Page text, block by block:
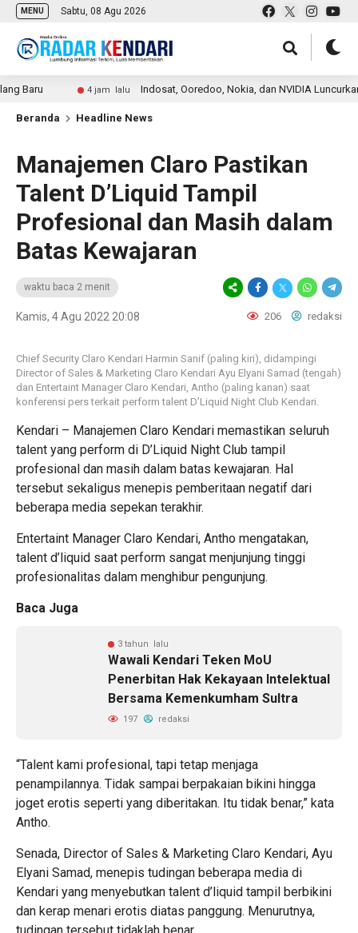
MENU Sabtu, 08 Agu 2026
4 jam lalu Indosat, Ooredoo, Nokia, dan NVIDIA Luncurkan
Beranda Headline News
Manajemen Claro Pastikan
Talent D’Liquid Tampil
Profesional dan Masih dalam
Batas Kewajaran
waktu baca 2 menit
Kamis, 4 Agu 2022 20:08 206 redaksi
Chief Security Claro Kendari Harmin Sanif (paling kiri), didampingi
Director of Sales & Marketing Claro Kendari Ayu Elyani Samad (tengah)
dan Entertaint Manager Claro Kendari, Antho (paling kanan) saat
konferensi pers terkait perform talent D’Liquid Night Club Kendari.
Kendari – Manajemen Claro Kendari memastikan seluruh
talent yang perform di D’Liquid Night Club tampil
profesional dan masih dalam batas kewajaran. Hal
tersebut sekaligus menepis pemberitaan negatif dari
beberapa media sepekan terakhir.
Entertaint Manager Claro Kendari, Antho mengatakan,
talent d’liquid saat perform sangat menjunjung tinggi
profesionalitas dalam menghibur pengunjung.
Baca Juga
3 tahun lalu
Wawali Kendari Teken MoU
Penerbitan Hak Kekayaan Intelektual
Bersama Kemenkumham Sultra
197 redaksi
“Talent kami profesional, tapi tetap menjaga
penampilannya. Tidak sampai berpakaian bikini hingga
joget erotis seperti yang diberitakan. Itu tidak benar,” kata
Antho.
Senada, Director of Sales & Marketing Claro Kendari, Ayu
Elyani Samad, menepis tudingan beberapa media di
Kendari yang menyebutkan talent d’liquid tampil berbikini
dan kerap menari erotis diatas panggung. Menurutnya,